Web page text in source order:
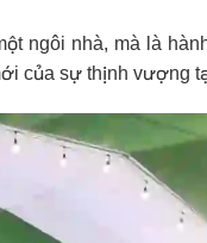
ngôi nhà, mà là
của sự thịnh vượng